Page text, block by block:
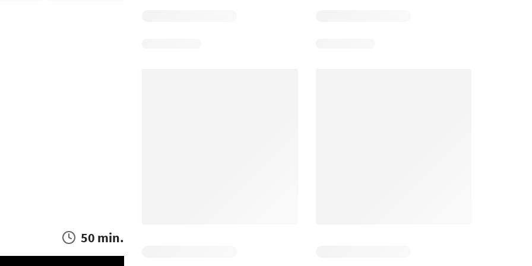
50 min.